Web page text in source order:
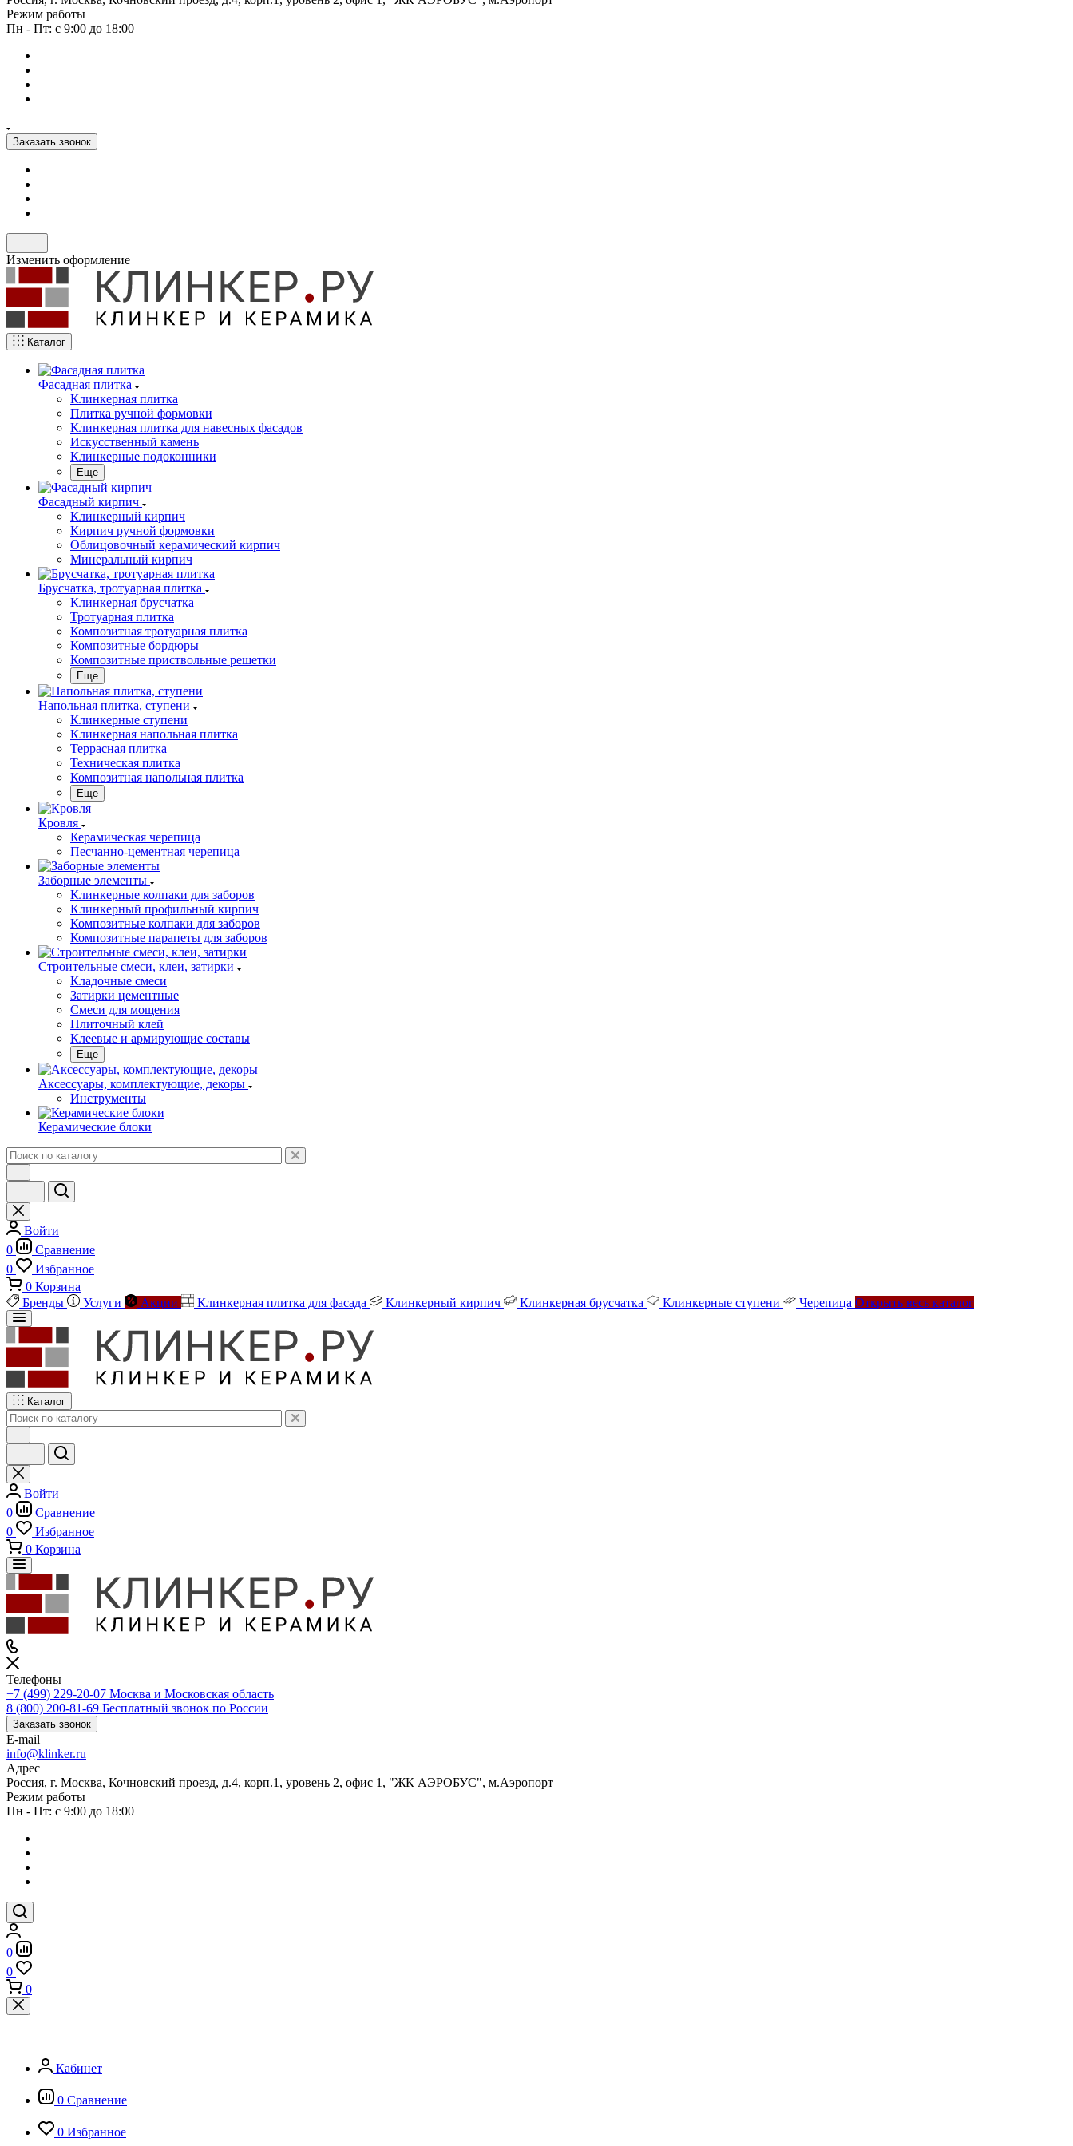
Режим работы
Пн - Пт: с 9:00 до 18:00
Заказать звонок
Изменить оформление
Каталог
Фасадная плитка
Клинкерная плитка
Плитка ручной формовки
Клинкерная плитка для навесных фасадов
Искусственный камень
Клинкерные подоконники
Еще
Фасадный кирпич
Клинкерный кирпич
Кирпич ручной формовки
Облицовочный керамический кирпич
Минеральный кирпич
Брусчатка, тротуарная плитка
Клинкерная брусчатка
Тротуарная плитка
Композитная тротуарная плитка
Композитные бордюры
Композитные приствольные решетки
Еще
Напольная плитка, ступени
Клинкерные ступени
Клинкерная напольная плитка
Террасная плитка
Техническая плитка
Композитная напольная плитка
Еще
Кровля
Керамическая черепица
Песчанно-цементная черепица
Заборные элементы
Клинкерные колпаки для заборов
Клинкерный профильный кирпич
Композитные колпаки для заборов
Композитные парапеты для заборов
Строительные смеси, клеи, затирки
Кладочные смеси
Затирки цементные
Смеси для мощения
Плиточный клей
Клеевые и армирующие составы
Еще
Аксессуары, комплектующие, декоры
Инструменты
Керамические блоки
Войти
0
Сравнение
0
Избранное
0 Корзина
Бренды
Услуги Акции Клинкерная плитка для фасада Клинкерный кирпич Клинкерная брусчатка Клинкерные ступени Черепица Открыть весь каталог
Каталог
Войти
0
Сравнение
0
Избранное
0 Корзина
Телефоны
+7 (499) 229-20-07 Москва и Московская область
8 (800) 200-81-69 Бесплатный звонок по России
Заказать звонок
E-mail
info@klinker.ru
Адрес
Россия, г. Москва, Кочновский проезд, д.4, корп.1, уровень 2, офис 1, "ЖК АЭРОБУС", м.Аэропорт
Режим работы
Пн - Пт: с 9:00 до 18:00
0
0
0
Кабинет
0 Сравнение
0 Избранное